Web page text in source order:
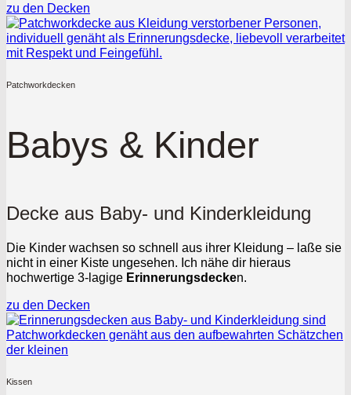
zu den Decken
Patchworkdecken
Babys & Kinder
Decke aus Baby- und Kinderkleidung
Die Kinder wachsen so schnell aus ihrer Kleidung – laße sie
nicht in einer Kiste ungesehen. Ich nähe dir hieraus
hochwertige 3-lagige Erinnerungsdecken.
zu den Decken
Kissen